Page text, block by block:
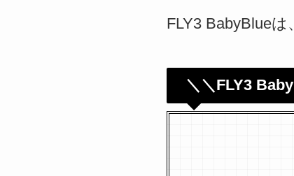
FLY3 BabyBlueは
＼＼FLY3